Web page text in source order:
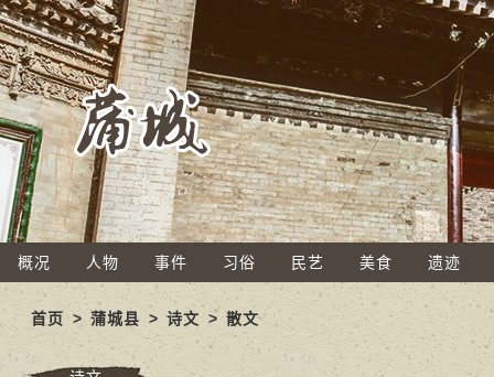
概况 人物 事件 习俗 民艺 美食 遗迹
首页 >蒲城县 > 诗文 > 散文